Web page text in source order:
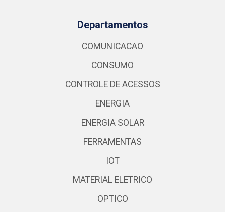
Departamentos
COMUNICACAO
CONSUMO
CONTROLE DE ACESSOS
ENERGIA
ENERGIA SOLAR
FERRAMENTAS
IOT
MATERIAL ELETRICO
OPTICO